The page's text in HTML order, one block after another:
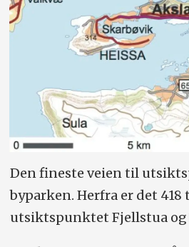
Den fineste veien til
byparken. Herfra er det
utsiktspunktet Fjellstua og